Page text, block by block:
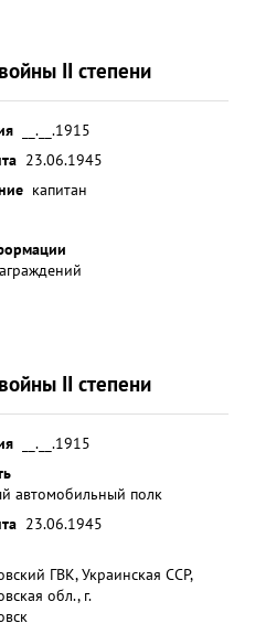
II степени
__.__.1915
23.06.1945
капитан
II степени
__.__.1915
автомобильный полк
23.06.1945
ГВК, Украинская ССР,
обл., г.